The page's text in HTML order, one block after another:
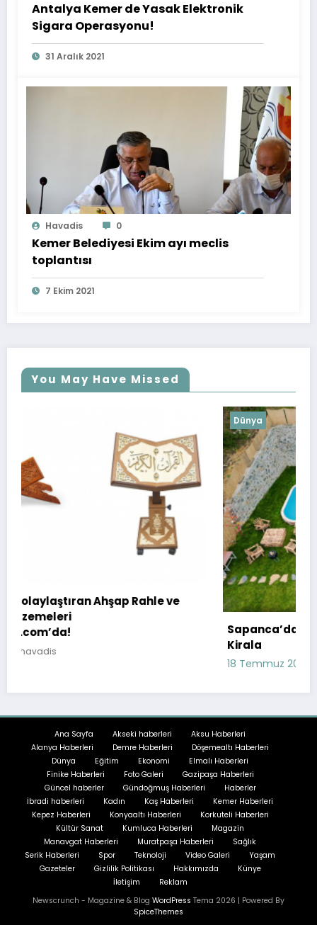
Antalya Kemer de Yasak Elektronik
Sigara Operasyonu!
31 Aralık 2021
Havadis 0
Kemer Belediyesi Ekim ayı meclis
toplantısı
7 Ekim 2021
You May Have Missed
Sapanca’da Doğa ile İç İçe Bir Tatil: Bungalov
Ana Sayfa Akseki haberleri
Aksu Haberleri
Alanya Haberleri
Demre Haberleri
Döşemealtı Haberleri
Dünya
Eğitim Ekonomi
Elmalı Haberleri
Finike Haberleri
Foto Galeri
Gazipaşa Haberleri
Güncel haberler
Gündoğmuş Haberleri
Haberler
İbradi haberleri
Kadın Kaş Haberleri
Kemer Haberleri
Kepez Haberleri
Konyaaltı Haberleri
Korkuteli Haberleri
Kültür Sanat
Kumluca Haberleri
Magazin
Manavgat Haberleri
Muratpaşa Haberleri
Sağlık
Serik Haberleri
Spor Teknoloji Video Galeri
Yaşam
Gazeteler
Gizlilik Politikası Hakkımızda
Künye
İletişim
Reklam
Newscrunch - Magazine & Blog WordPress Tema 2026 | Powered By
SpiceThemes